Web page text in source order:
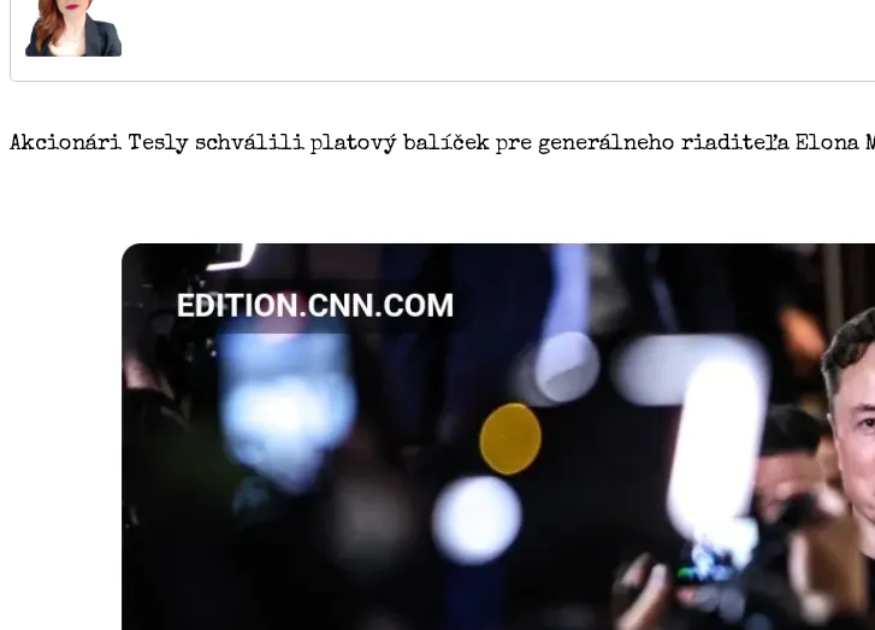
Akcionári Tesly schválili platový balíček pre generálneho riaditeľa Elona